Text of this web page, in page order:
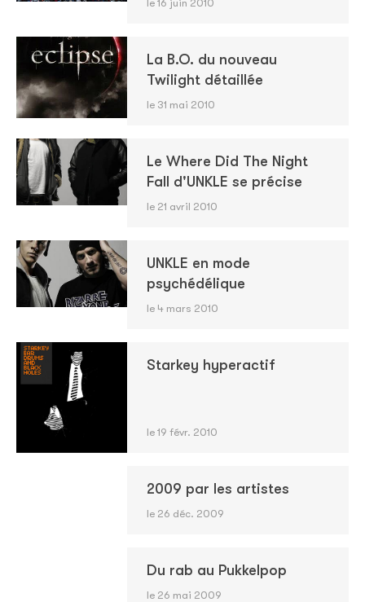
le 16 juin 2010
La B.O. du nouveau
Twilight détaillée
le 31 mai 2010
Le Where Did The Night
Fall d'UNKLE se précise
le 21 avril 2010
UNKLE en mode
psychédélique
le 4 mars 2010
Starkey hyperactif
le 19 févr. 2010
2009 par les artistes
le 26 déc. 2009
Du rab au Pukkelpop
le 26 mai 2009